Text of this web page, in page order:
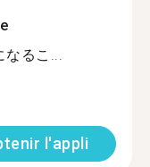
なるこ...
l'appli